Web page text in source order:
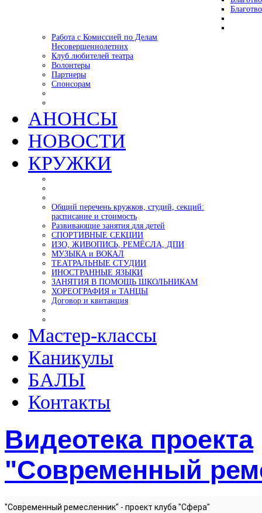
Работа с Комиссией по Делам
Несовершеннолетних
Клуб любителей театра
Волонтеры
Партнеры
Спонсорам
АНОНСЫ
НОВОСТИ
КРУЖКИ
Общий перечень кружков, студий, секций:
расписание и стоимость
Развивающие занятия для детей
СПОРТИВНЫЕ СЕКЦИИ
ИЗО, ЖИВОПИСЬ, РЕМЁСЛА, ДПИ
МУЗЫКА и ВОКАЛ
ТЕАТРАЛЬНЫЕ СТУДИИ
ИНОСТРАННЫЕ ЯЗЫКИ
ЗАНЯТИЯ В ПОМОЩЬ ШКОЛЬНИКАМ
ХОРЕОГРАФИЯ и ТАНЦЫ
Договор и квитанция
Мастер-классы
Каникулы
БАЛЫ
Контакты
Видеотека проекта
"Современный
"Современный ремесленник" - проект клуба "Сфера"